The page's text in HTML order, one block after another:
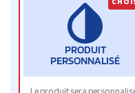
PRODUIT
PERSONNALISÉ